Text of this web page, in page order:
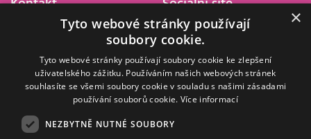
Kontakt
Barrandov Televizní Studio,
Kříženeckého nám. 322
152 00 Praha 5
IČ 416 93 311
Sociální sítě
×
Tyto webové stránky používají
soubory cookie.
Tyto webové stránky používají soubory cookie ke zlepšení
uživatelského zážitku. Používáním našich webových stránek
souhlasíte se všemi soubory cookie v souladu s našimi zásadami
používání souborů cookie. Více informací
NEZBYTNĚ NUTNÉ SOUBORY